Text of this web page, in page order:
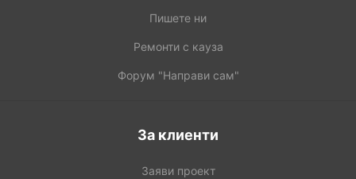
Пишете ни
Ремонти с кауза
Форум "Направи сам"
За клиенти
Заяви проект